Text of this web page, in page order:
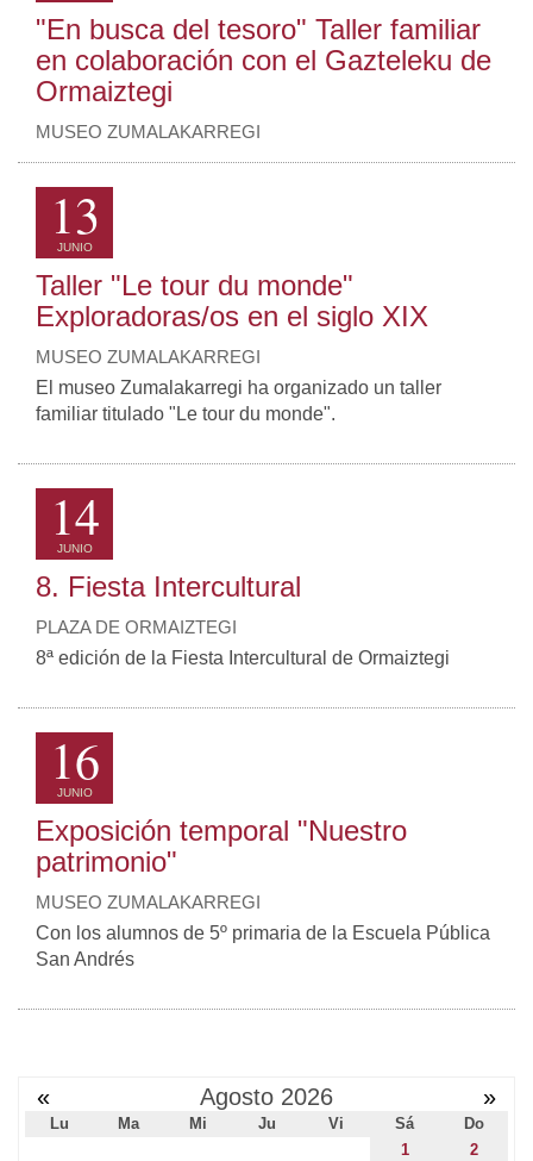
"En busca del tesoro" Taller familiar
en colaboración con el Gazteleku de
Ormaiztegi
MUSEO ZUMALAKARREGI
13
JUNIO
Taller "Le tour du monde"
Exploradoras/os en el siglo XIX
MUSEO ZUMALAKARREGI
El museo Zumalakarregi ha organizado un taller
familiar titulado "Le tour du monde".
14
JUNIO
8. Fiesta Intercultural
PLAZA DE ORMAIZTEGI
8ª edición de la Fiesta Intercultural de Ormaiztegi
16
JUNIO
Exposición temporal "Nuestro
patrimonio"
MUSEO ZUMALAKARREGI
Con los alumnos de 5º primaria de la Escuela Pública
San Andrés
« Agosto 2026 »
Lu Ma Mi Ju Vi Sá
Do
1
2